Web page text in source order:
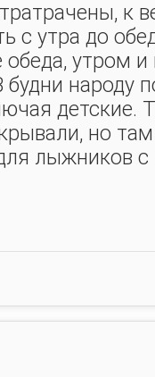
к
с утра до
утром
народу
детские.
но
лыжников